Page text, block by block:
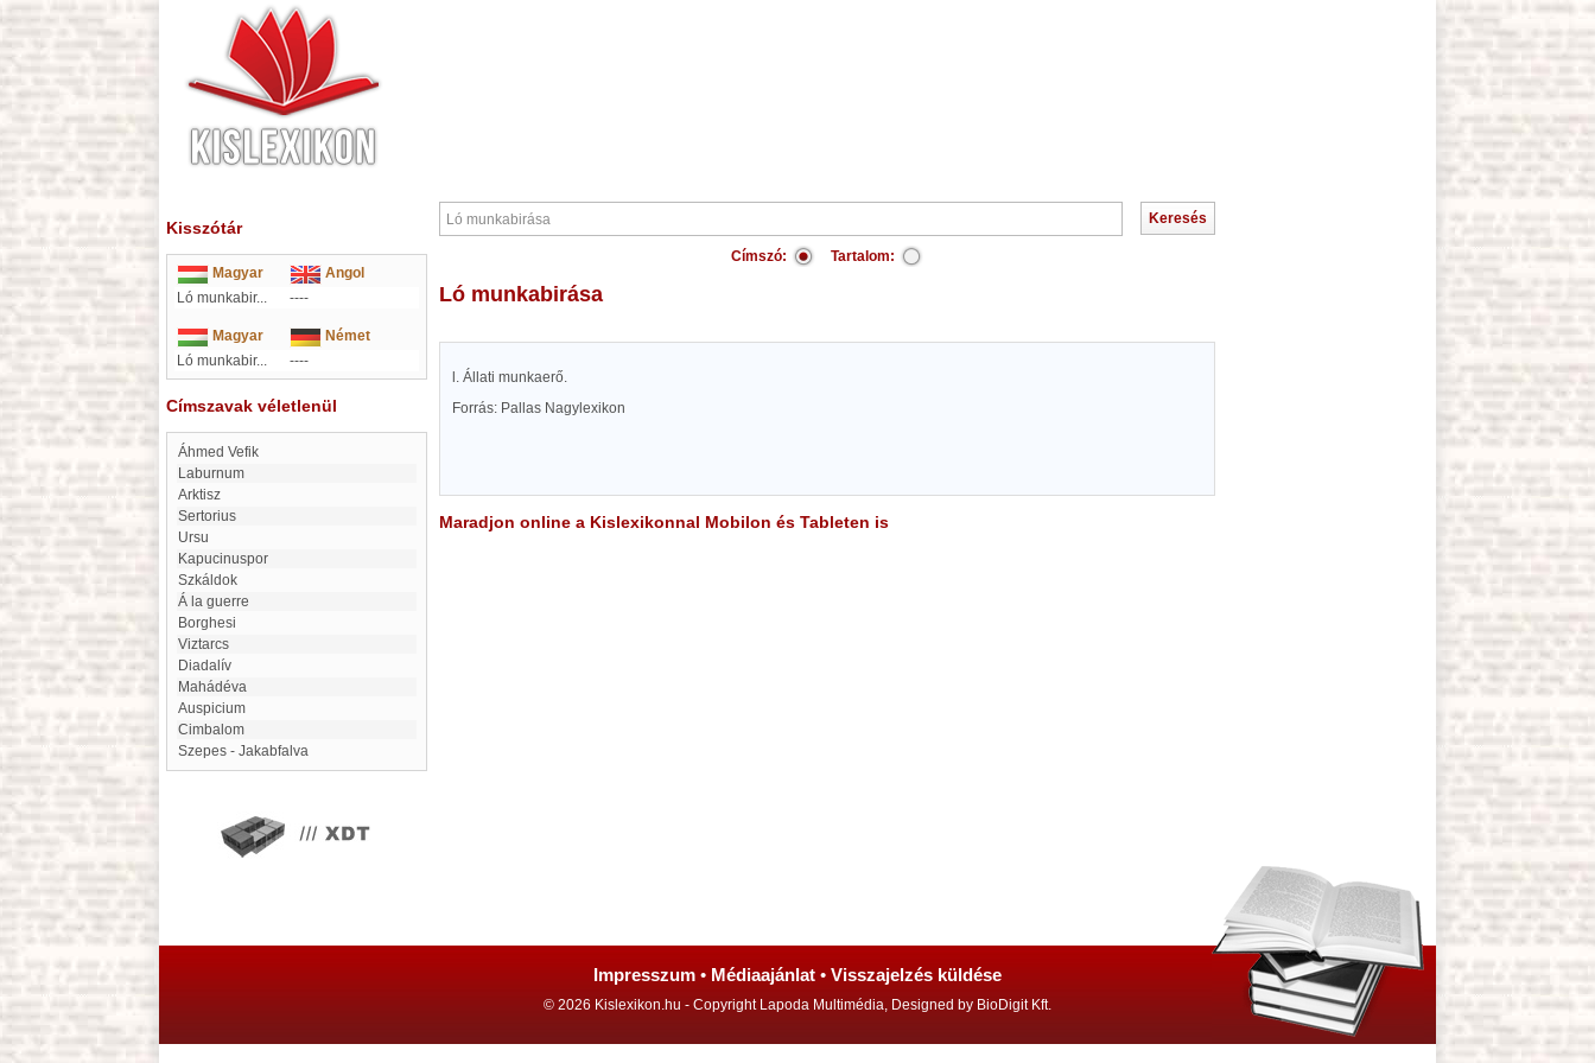
Kisszótár
Magyar
Angol
Ló munkabir...
----
Magyar
Német
Ló munkabir...
----
Címszavak véletlenül
Áhmed Vefik
Laburnum
Arktisz
Sertorius
Ursu
Kapucinuspor
Szkáldok
Á la guerre
Borghesi
Viztarcs
diadalív
Mahádéva
auspicium
Cimbalom
Szepes - Jakabfalva
Címszó: Tartalom:
Ló munkabirása
l. Állati munkaerő.
Forrás: Pallas Nagylexikon
Maradjon online a Kislexikonnal Mobilon és Tableten is
Impresszum • Médiaajánlat • Visszajelzés küldése
© 2026 Kislexikon.hu - Copyright Lapoda Multimédia, Designed by BioDigit Kft.